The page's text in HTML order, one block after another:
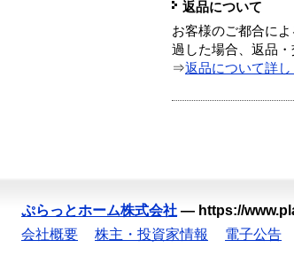
返品について
お客様のご都合に
過した場合、返品・
⇒返品について詳し
ぷらっとホーム株式会社 — https://
会社概要
株主・投資家情報 電子公告